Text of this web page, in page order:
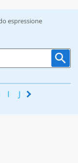
espressione
I J K